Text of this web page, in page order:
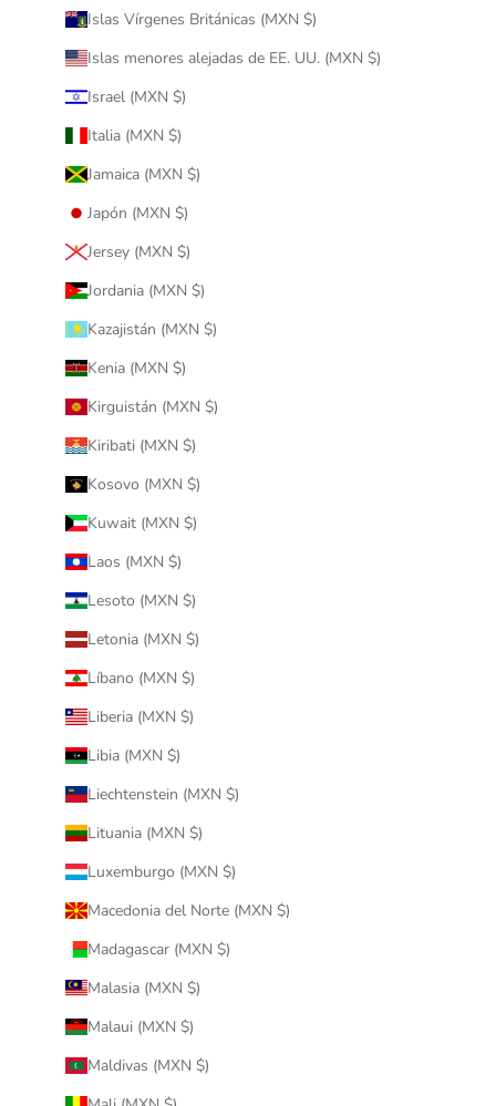
Islas Vírgenes Británicas (MXN $)
Islas menores alejadas de EE. UU. (MXN $)
Israel (MXN $)
Italia (MXN $)
Jamaica (MXN $)
Japón (MXN $)
Jersey (MXN $)
Jordania (MXN $)
Kazajistán (MXN $)
Kenia (MXN $)
Kirguistán (MXN $)
Kiribati (MXN $)
Kosovo (MXN $)
Kuwait (MXN $)
Laos (MXN $)
Lesoto (MXN $)
Letonia (MXN $)
Líbano (MXN $)
Liberia (MXN $)
Libia (MXN $)
Liechtenstein (MXN $)
Lituania (MXN $)
Luxemburgo (MXN $)
Macedonia del Norte (MXN $)
Madagascar (MXN $)
Malasia (MXN $)
Malaui (MXN $)
Maldivas (MXN $)